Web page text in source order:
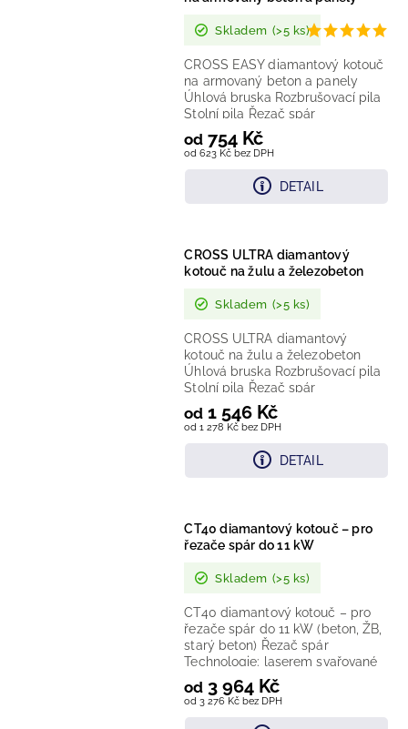
Skladem (>5 ks)
od 623 Kč bez DPH
od 754 Kč
DETAIL
CROSS EASY diamantový kotouč
na armovaný beton a panely
Úhlová bruska Rozbrušovací pila
Stolní pila Řezač spár
Technologie: laserem vařený...
CROSS ULTRA diamantový
kotouč na žulu a železobeton
Skladem (>5 ks)
od 1 278 Kč bez DPH
od 1 546 Kč
DETAIL
CROSS ULTRA diamantový
kotouč na žulu a železobeton
Úhlová bruska Rozbrušovací pila
Stolní pila Řezač spár
Technologie: laserem vařený...
CT40 diamantový kotouč – pro
řezače spár do 11 kW
Skladem (>5 ks)
od 3 276 Kč bez DPH
od 3 964 Kč
CT40 diamantový kotouč – pro
řezače spár do 11 kW (beton, ŽB,
starý beton) Řezač spár
Technologie: laserem svařované
segmenty (Beton Premium)
Provedení:...